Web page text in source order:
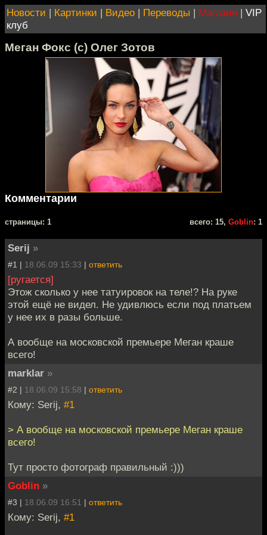
Новости | Картинки | Видео | Переводы | Магазин | VIP
клуб
Меган Фокс (с) Олег Зотов
Комментарии
cтраницы: 1 всего: 15, Goblin: 1
Serij »
#1 | 18.06.09 15:33 | ответить
[ругается]
Этож сколько у нее татуировок на теле!? На руке
этой ещё не видел. Не удивлюсь если под платьем
у нее их в разы больше.
А вообще на московской премьере Меган краше
всего!
marklar »
#2 | 18.06.09 15:58 | ответить
Кому: Serij, #1
> А вообще на московской премьере Меган краше
всего!
Тут просто фотограф правильный :)))
Goblin »
#3 | 18.06.09 16:51 | ответить
Кому: Serij, #1